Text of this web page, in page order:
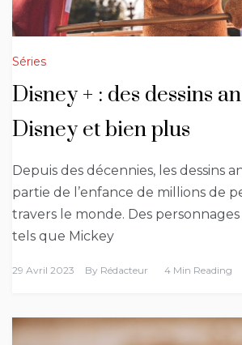
Séries
Disney + : des dessins
Disney et bien plus
Depuis des décennies, les dessins
partie de l’enfance de millions de
travers le monde. Des
tels que Mickey
29 Avril 2023 By Rédacteur 4 Min Reading